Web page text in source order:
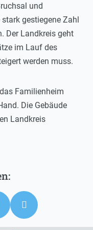
und
gestiegene Zahl
Der Landkreis geht
im Lauf des
werden muss.
Familienheim
Die Gebäude
Landkreis